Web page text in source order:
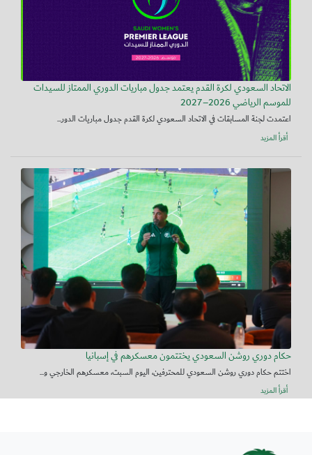
الاتحاد السعودي لكرة القدم يعتمد جدول مباريات الدوري الممتاز للسيدات
للموسم الرياضي 2026–2027
اعتمدت لجنة المسابقات في الاتحاد السعودي لكرة القدم جدول مباريات الدور...
أقرأ المزيد
حكام دوري روشن السعودي يختتمون معسكرهم في إسبانيا
اختتم حكام دوري روشن السعودي للمحترفين، اليوم السبت، معسكرهم الخارجي و...
أقرأ المزيد